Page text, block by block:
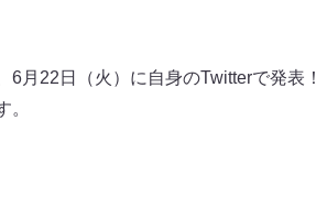
月22日（火）に自身のTwitterで発表！